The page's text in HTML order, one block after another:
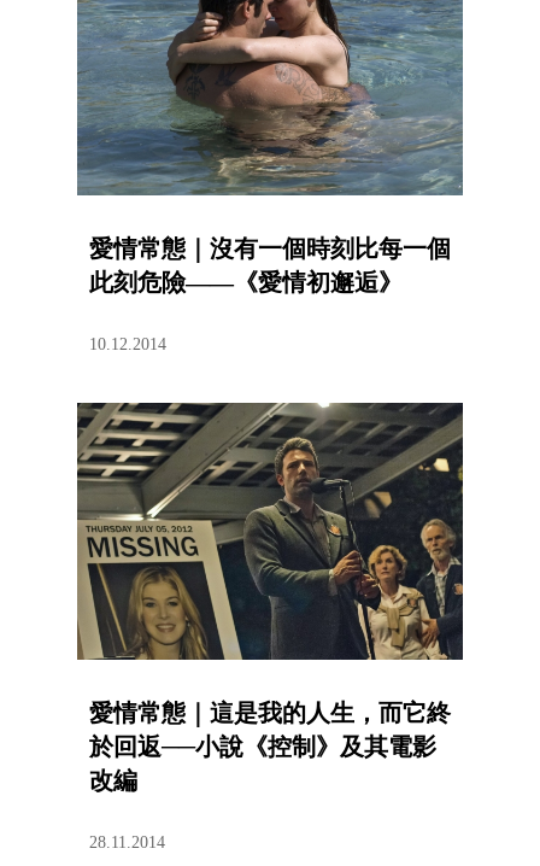
愛情常態｜沒有一個時刻比每一個
此刻危險——《愛情初邂逅》
10.12.2014
愛情常態｜這是我的人生，而它終
於回返──小說《控制》及其電影
改編
28.11.2014